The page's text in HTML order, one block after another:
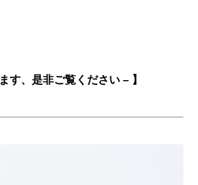
す、是非ご覧ください – 】